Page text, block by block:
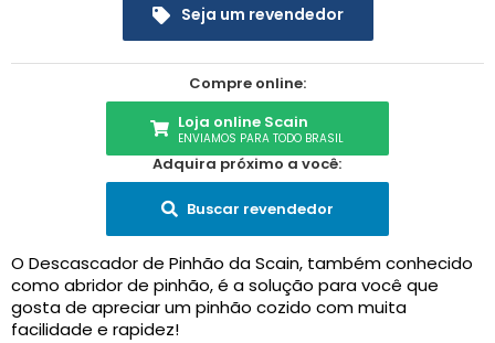
Seja um revendedor
Compre online:
Loja online Scain
ENVIAMOS PARA TODO BRASIL
Adquira próximo a você:
Buscar revendedor
O Descascador de Pinhão da Scain, também conhecido
como abridor de pinhão, é a solução para você que
gosta de apreciar um pinhão cozido com muita
facilidade e rapidez!